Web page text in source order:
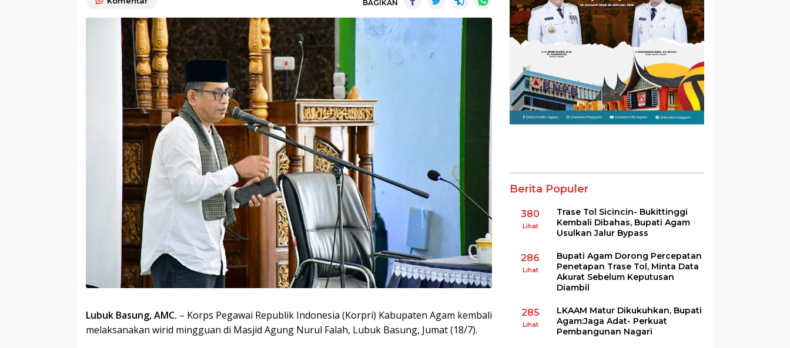
BAGIKAN
Lubuk Basung, AMC. – Korps Pegawai Republik Indonesia (Korpri) Kabupaten Agam kembali
melaksanakan wirid mingguan di Masjid Agung Nurul Falah, Lubuk Basung, Jumat (18/7).
Berita Populer
380
Lihat
Trase Tol Sicincin- Bukittinggi
Kembali Dibahas, Bupati Agam
Usulkan Jalur Bypass
286
Lihat
Bupati Agam Dorong Percepatan
Penetapan Trase Tol, Minta Data
Akurat Sebelum Keputusan
Diambil
285
Lihat
LKAAM Matur Dikukuhkan, Bupati
Agam:Jaga Adat- Perkuat
Pembangunan Nagari